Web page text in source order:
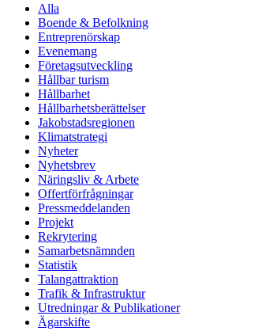
Alla
Boende & Befolkning
Entreprenörskap
Evenemang
Företagsutveckling
Hållbar turism
Hållbarhet
Hållbarhetsberättelser
Jakobstadsregionen
Klimatstrategi
Nyheter
Nyhetsbrev
Näringsliv & Arbete
Offertförfrågningar
Pressmeddelanden
Projekt
Rekrytering
Samarbetsnämnden
Statistik
Talangattraktion
Trafik & Infrastruktur
Utredningar & Publikationer
Ägarskifte